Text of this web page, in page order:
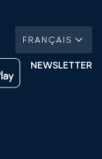
FRANÇAIS
NEWSLETTER